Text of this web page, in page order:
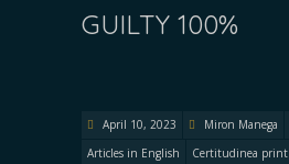
GUILTY 100%
April 10, 2023 Miron Manega
Articles in English
Certitudinea print